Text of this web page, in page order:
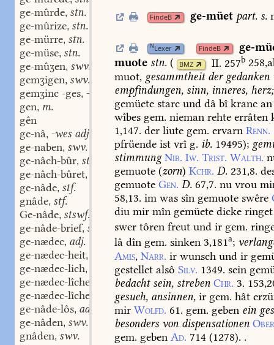
ge-mûrde, stn.
ge-mûrize, stn.
ge-mürre, stn.
ge-müse, stn.
ge-mûʒen, swv.
gemʒigen, swv.
gemʒinc -ges, -ges stm.
gen, m.
gên
ge-nâ, -wes adj.
ge-naben, swv.
ge-nâch-bûr, stm.
ge-nâch-bûret,
part. adj.
ge-nâde, stf.
gnâde, stf.
Ge-nâde, stswf.
ge-nâde-brief, stm.
ge-nædec, adj.
ge-nædec-heit,
ge-nædec-lich,
ge-nædec-lîche
ge-nædec-lîchen
adv.
ge-nâde-lôs, adj.
ge-nâden, swv.
gnâden, swv.
FindeB ge-müet part. s.
NLexer FindeB
ge-
muote stn. ( BMZ II. 257b
muot, gesammtheitdergedanken
empfindungen, sinn, inneres, herz;
gemüete starc und dâ bî kranc an
wîbes gem. nieman rehte errâten
1,147. der liute gem. ervarn Renn.
pfrüende ist vrî g. ib. 19495);
stimmung Nib. Iw. Trist. Walth.
gemuote (zorn) Kchr. D. 231,8.
gemuote Gen. D. 67,7. nu vrou
58,13. im was sîn gemuote swêre
diu mir mîn gemüete dicke ringet
swer tôren freut und ir gem.
lâ dîn gem. sinken 3,181a;
Amis, Narr. ir wunsch und ir
gestellet alsô Silv. 1349. sein
bedachtsein, streben Chr. 3.
gesuch, ansinnen, ir gem. hât
mir Wolfd. 61. gem. geben ein
besonders von dispensationen
gem. geben Ad. 714 (1278). .